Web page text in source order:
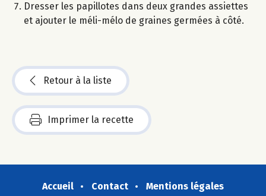
Dresser les papillotes dans deux grandes assiettes
et ajouter le méli-mélo de graines germées à côté.
Retour à la liste
Imprimer la recette
Accueil Contact
Mentions légales